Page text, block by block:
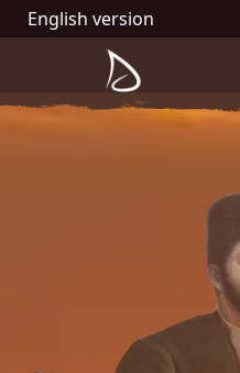
English version